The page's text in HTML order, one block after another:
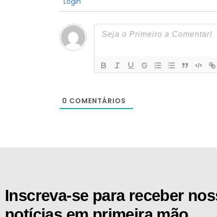
0 COMENTÁRIOS
Inscreva-se para receber